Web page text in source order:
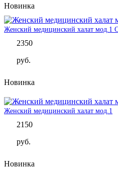
Новинка
Женский медицинский халат мод.1
2350
руб.
Новинка
Женский медицинский халат мод.1
2150
руб.
Новинка